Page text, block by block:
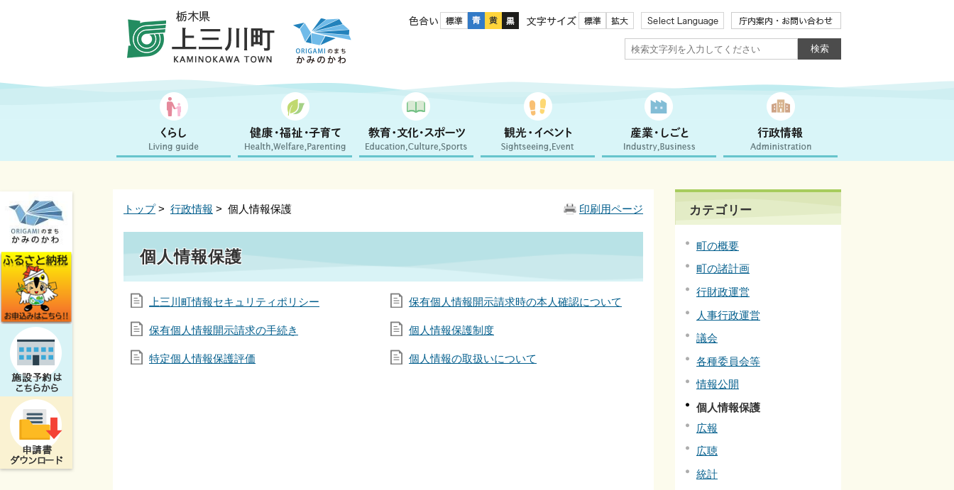
色合い 文字サイズ
印刷用ページ
トップ> 行政情報 > 個人情報保護
個人情報保護
上三川町情報セキュリティポリシー 保有個人情報開示請求時の本人確認について
保有個人情報開示請求の手続き 個人情報保護制度
特定個人情報保護評価 個人情報の取扱いについて
カテゴリー
町の概要
町の諸計画
行財政運営
人事行政運営
議会
各種委員会等
情報公開
個人情報保護
広報
広聴
統計